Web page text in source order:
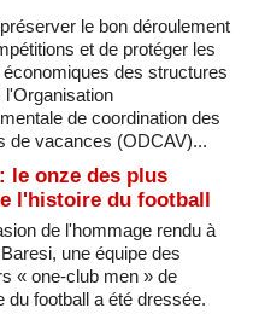
le bon déroulement
et de protéger les
économiques des structures
l'Organisation
de coordination des
de vacances (ODCAV)...
le onze des plus
l'histoire du football
de l'hommage rendu à
une équipe des
« one-club men » de
du football a été dressée.